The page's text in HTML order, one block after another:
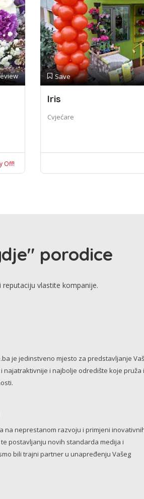
Off!
Save
Iris
Cvjećare
porodice
vlastite kompanije.
je jedinstveno mjesto za predstavljanje
najatraktivnije i najbolje odredište koje pruža i
na neprestanom razvoju i primjeni
postavljanju novih standarda medija i
bili trajni partner u unapređenju Vašeg